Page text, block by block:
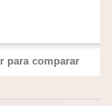
para comparar